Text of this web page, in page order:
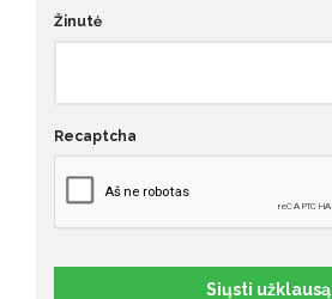
Žinutė
Recaptcha
Siųsti užklausą